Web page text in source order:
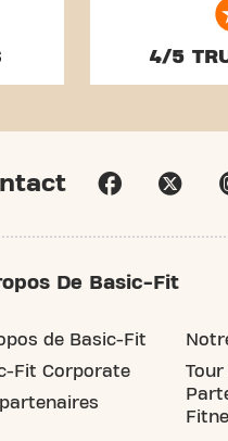
4/5
De Basic-Fit
de Basic-Fit
Fit Corporate
Tour